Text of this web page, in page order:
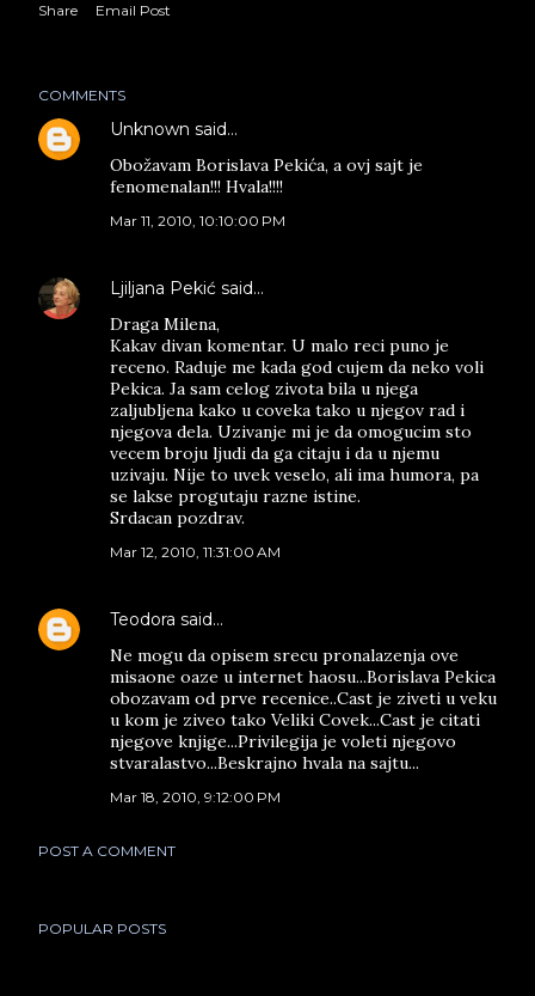
Share Email Post
COMMENTS
Unknown said…
Obožavam Borislava Pekića, a ovj sajt je
fenomenalan!!! Hvala!!!!
Mar 11, 2010, 10:10:00 PM
Ljiljana Pekić said…
Draga Milena,
Kakav divan komentar. U malo reci puno je
receno. Raduje me kada god cujem da neko voli
Pekica. Ja sam celog zivota bila u njega
zaljubljena kako u coveka tako u njegov rad i
njegova dela. Uzivanje mi je da omogucim sto
vecem broju ljudi da ga citaju i da u njemu
uzivaju. Nije to uvek veselo, ali ima humora, pa
se lakse progutaju razne istine.
Srdacan pozdrav.
Mar 12, 2010, 11:31:00 AM
Teodora said…
Ne mogu da opisem srecu pronalazenja ove
misaone oaze u internet haosu...Borislava Pekica
obozavam od prve recenice..Cast je ziveti u veku
u kom je ziveo tako Veliki Covek...Cast je citati
njegove knjige...Privilegija je voleti njegovo
stvaralastvo...Beskrajno hvala na sajtu...
Mar 18, 2010, 9:12:00 PM
POST A COMMENT
POPULAR POSTS